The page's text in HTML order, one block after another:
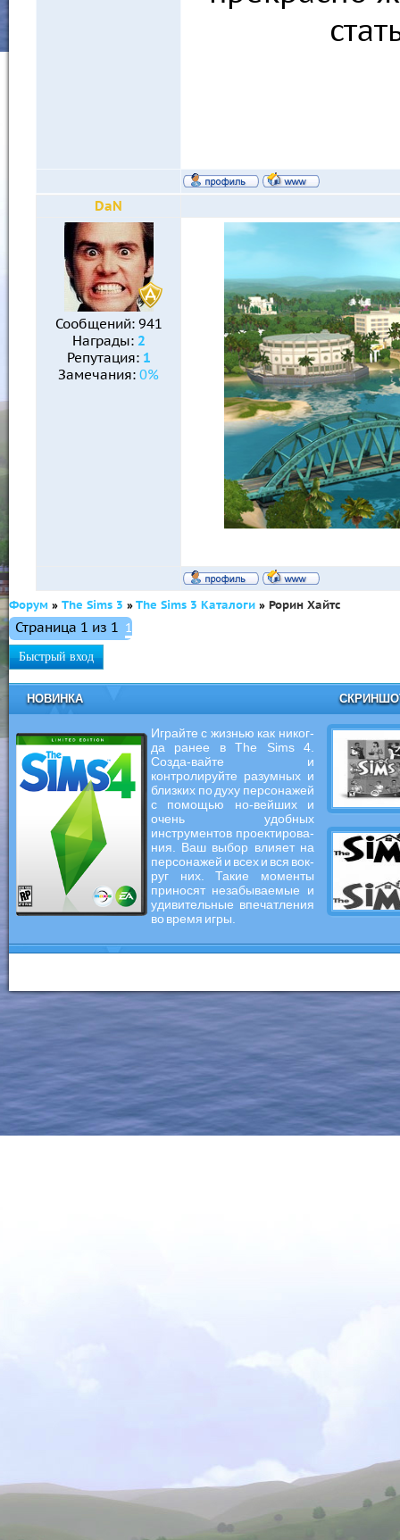
DaN
Сообщений: 941
Награды: 2
Репутация: 1
Замечания: 0%
Форум » The Sims 3 »The Sims 3 Каталоги » Рорин Хайтс
Страница 1 из 1 1
НОВИНКА
Играйте с жизнью как никог-
да ранее в The Sims 4.
Созда-вайте и
контролируйте разумных и
близких по духу персонажей
с помощью но-вейших и
очень удобных
инструментов проектирова-
ния. Ваш выбор влияет на
персонажей и всех и вся вок-
руг них. Такие моменты
приносят незабываемые и
удивительные впечатления
во время игры.